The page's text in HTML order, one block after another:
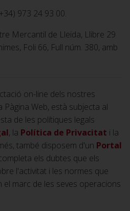
973 24 93 00.
Mercantil de Lleida, Llibre 29
Foli 66, Full núm. 380, amb
on-line dels nostres
Web, està subjecta al
de les polítiques legals
, la Política de Privacitat i la
també disposem d'un Portal
els dubtes que els
l'activitat i les normes que
marc de les seves operacions